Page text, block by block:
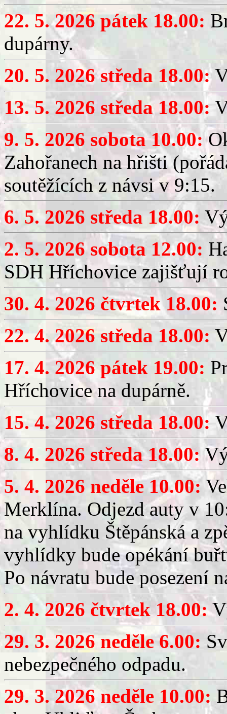
22. 5. 2026 pátek 18.00:
dupárny.
20. 5. 2026 středa 18.00:
13. 5. 2026 středa 18.00:
9. 5. 2026 sobota 10.00:
Zahořanech na hřišti
soutěžících z návsi v 9:15.
6. 5. 2026 středa 18.00:
2. 5. 2026 sobota 12.00:
SDH Hříchovice zajišťují
30. 4. 2026 čtvrtek 18.00:
22. 4. 2026 středa 18.00:
17. 4. 2026 pátek 19.00:
Hříchovice na dupárně.
15. 4. 2026 středa 18.00:
8. 4. 2026 středa 18.00:
5. 4. 2026 neděle 10.00:
Merklína. Odjezd auty v
na vyhlídku Štěpánská a
vyhlídky bude opékání
Po návratu bude posezení
2. 4. 2026 čtvrtek 18.00:
29. 3. 2026 neděle 6.00:
nebezpečného odpadu.
29. 3. 2026 neděle 10.00: